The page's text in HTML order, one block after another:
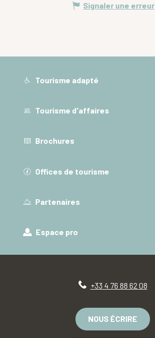
Signaler une erreur
Tourisme adapté
Tourisme d'affaires
Brochures
Offices de tourisme
Partenaires
Espace pro
+33 4 76 88 62 08
NOUS ÉCRIRE